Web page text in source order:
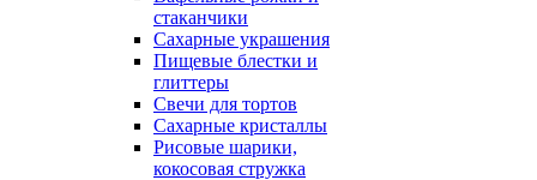
стаканчики
Сахарные украшения
Пищевые блестки и
глиттеры
Свечи для тортов
Сахарные кристаллы
Рисовые шарики,
кокосовая стружка